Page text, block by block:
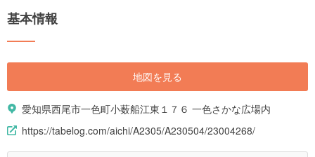
基本情報
地図を見る
愛知県西尾市一色町小薮船江東１７６ 一色さかな広場内
https://tabelog.com/aichi/A2305/A230504/23004268/